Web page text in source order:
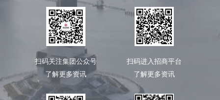
扫码关注集团公众号
了解更多资讯
扫码进入招商平台
了解更多资讯